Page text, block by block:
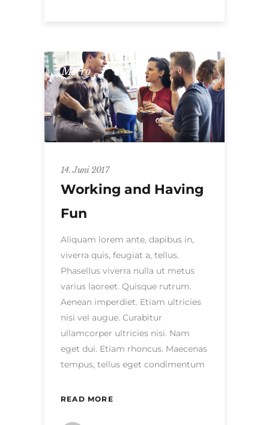
Metro
14. Juni 2017
Working and Having
Fun
Aliquam lorem ante, dapibus in,
viverra quis, feugiat a, tellus.
Phasellus viverra nulla ut metus
varius laoreet. Quisque rutrum.
Aenean imperdiet. Etiam ultricies
nisi vel augue. Curabitur
ullamcorper ultricies nisi. Nam
eget dui. Etiam rhoncus. Maecenas
tempus, tellus eget condimentum
READ MORE